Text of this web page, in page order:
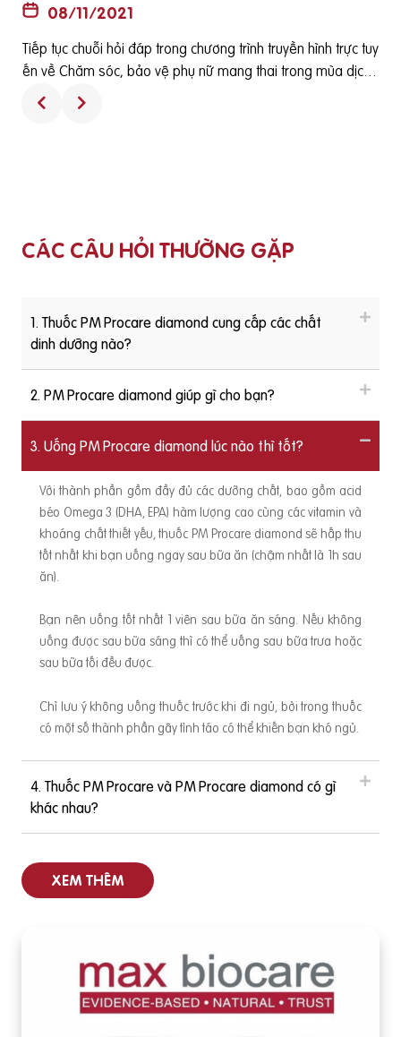
08/11/2021
Tiếp tục chuỗi hỏi đáp trong chương trình truyền hình trực tuy
ến về Chăm sóc, bảo vệ phụ nữ mang thai trong mùa dịch
được phát sóng vào 15h ngày 12-08-2021 trên báo điện tử
Suckhoedoisong.vn. Câu hỏi từ bạn đọc: Em nghe nói uống
ưỡng và Thực phẩm TP. HCM trả lời như sau: https://youtu.
CÁC CÂU HỎI THƯỜNG GẶP
1. Thuốc PM Procare diamond cung cấp các chất
dinh dưỡng nào?
2. PM Procare diamond giúp gì cho bạn?
3. Uống PM Procare diamond lúc nào thì tốt?
Với thành phần gồm đầy đủ các dưỡng chất, bao gồm acid
béo Omega 3 (DHA, EPA) hàm lượng cao cùng các vitamin và
khoáng chất thiết yếu, thuốc PM Procare diamond sẽ hấp thu
tốt nhất khi bạn uống ngay sau bữa ăn (chậm nhất là 1h sau
ăn).
Bạn nên uống tốt nhất 1 viên sau bữa ăn sáng. Nếu không
uống được sau bữa sáng thì có thể uống sau bữa trưa hoặc
sau bữa tối đều được.
Chỉ lưu ý không uống thuốc trước khi đi ngủ, bởi trong thuốc
có một số thành phần gây tỉnh táo có thể khiến bạn khó ngủ.
4. Thuốc PM Procare và PM Procare diamond có gì
khác nhau?
XEM THÊM